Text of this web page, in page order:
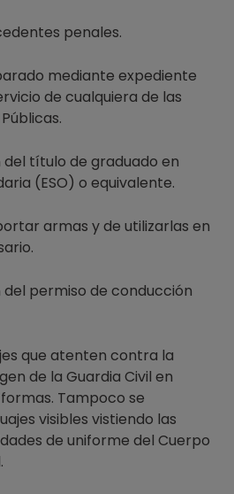
penales.
mediante expediente
de cualquiera de las
del título de graduado en
(ESO) o equivalente.
armas y de utilizarlas en
del permiso de conducción
que atenten contra la
de la Guardia Civil en
Tampoco se
visibles vistiendo las
de uniforme del Cuerpo